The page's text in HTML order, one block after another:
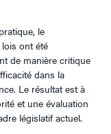
le
ont été
de manière critique
dans la
Le résultat est à
et une évaluation
législatif actuel.